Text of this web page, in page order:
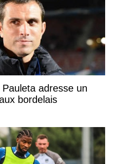
adresse un
bordelais